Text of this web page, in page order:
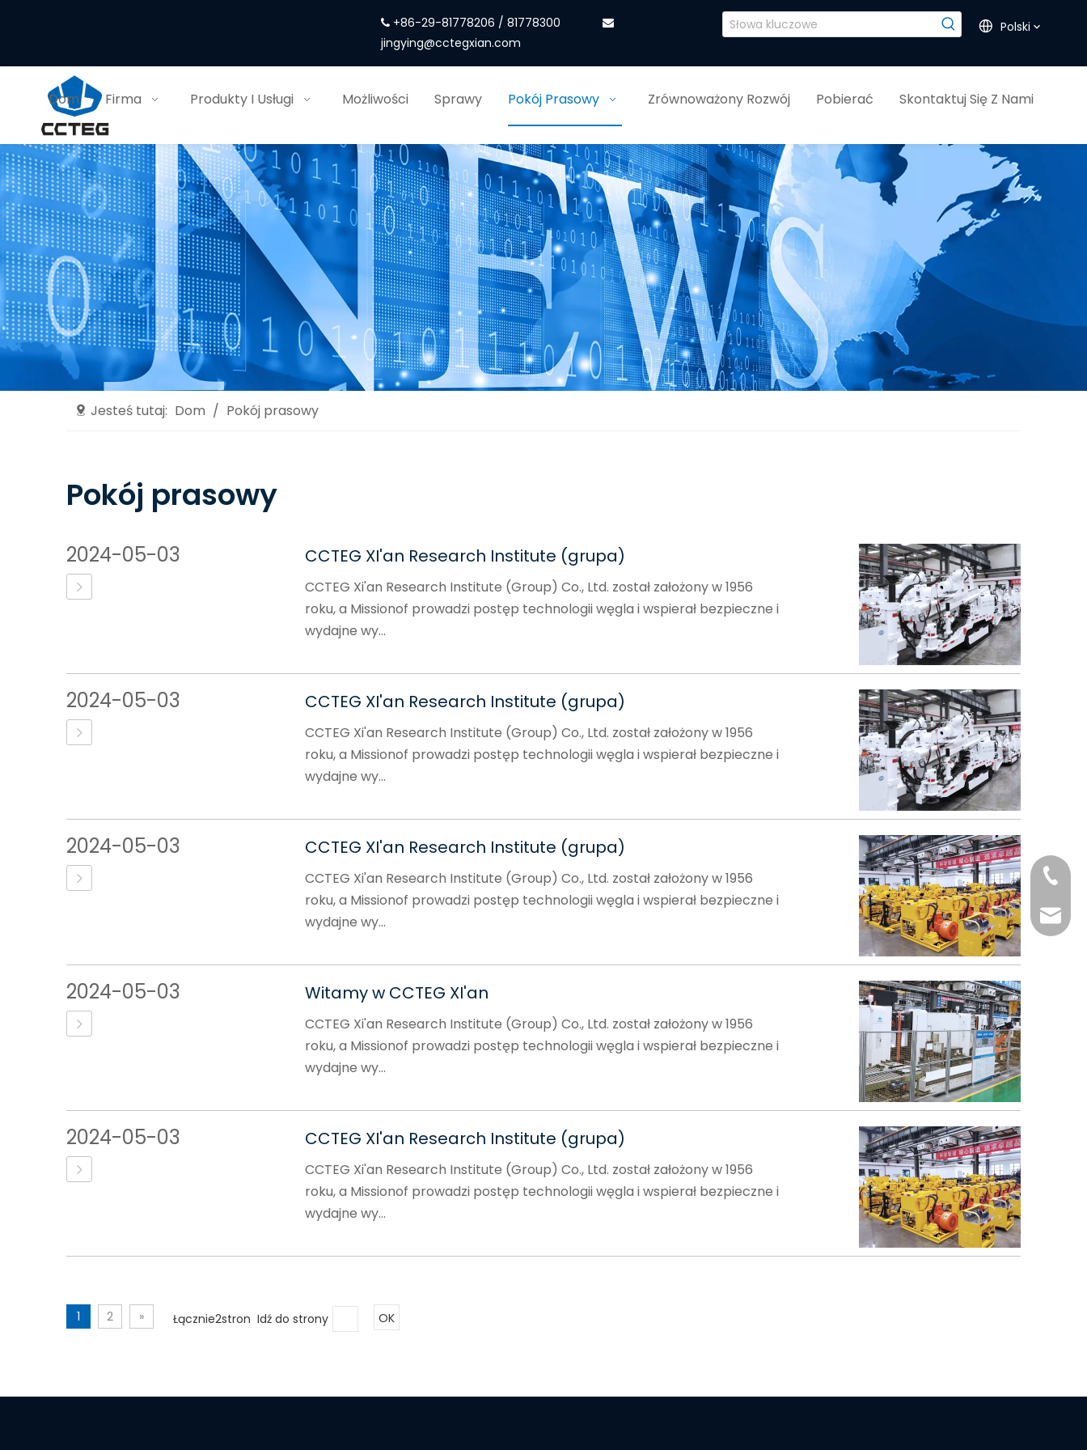
 +86-29-81778206 / 81778300
jingying@cctegxian.com
Polski
Dom Firma Produkty I Usługi Możliwości Sprawy Pokój Prasowy Zrównoważony Rozwój Pobierać Skontaktuj Się Z Nami
Jesteś tutaj: Dom / Pokój prasowy
Pokój prasowy
2024-05-03 CCTEG XI'an Research Institute (grupa)
CCTEG Xi'an Research Institute (Group) Co., Ltd. został założony w 1956
roku, a Missionof prowadzi postęp technologii węgla i wspierał bezpieczne i
wydajne wy...
2024-05-03 CCTEG XI'an Research Institute (grupa)
CCTEG Xi'an Research Institute (Group) Co., Ltd. został założony w 1956
roku, a Missionof prowadzi postęp technologii węgla i wspierał bezpieczne i
wydajne wy...
2024-05-03 CCTEG XI'an Research Institute (grupa)
CCTEG Xi'an Research Institute (Group) Co., Ltd. został założony w 1956
roku, a Missionof prowadzi postęp technologii węgla i wspierał bezpieczne i
wydajne wy...
2024-05-03 Witamy w CCTEG XI'an
CCTEG Xi'an Research Institute (Group) Co., Ltd. został założony w 1956
roku, a Missionof prowadzi postęp technologii węgla i wspierał bezpieczne i
wydajne wy...
2024-05-03 CCTEG XI'an Research Institute (grupa)
CCTEG Xi'an Research Institute (Group) Co., Ltd. został założony w 1956
roku, a Missionof prowadzi postęp technologii węgla i wspierał bezpieczne i
wydajne wy...
1 2 » Łącznie2stron Idź do strony OK
+86-
+86-